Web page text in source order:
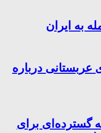
به ایران
درباره
گسترده‌ای برای